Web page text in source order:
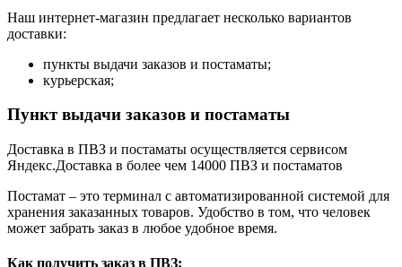
Наш интернет-магазин предлагает несколько вариантов
доставки:
пункты выдачи заказов и постаматы;
курьерская;
Пункт выдачи заказов и постаматы
Доставка в ПВЗ и постаматы осуществляется сервисом
Яндекс.Доставка в более чем 14000 ПВЗ и постаматов
Постамат – это терминал с автоматизированной системой для
хранения заказанных товаров. Удобство в том, что человек
может забрать заказ в любое удобное время.
Как получить заказ в ПВЗ: